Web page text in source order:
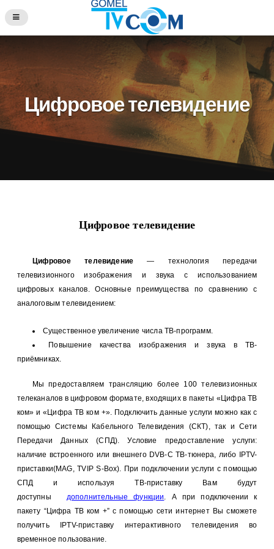
Цифровое телевидение
Цифровое телевидение
Цифровое телевидение — технология передачи
телевизионного изображения и звука с использованием
цифровых каналов. Основные преимущества по сравнению с
аналоговым телевидением:
Существенное увеличение числа ТВ-программ.
Повышение качества изображения и звука в ТВ-
приёмниках.
Мы предоставляем трансляцию более 100 телевизионных
телеканалов в цифровом формате, входящих в пакеты «Цифра ТВ
ком» и «Цифра ТВ ком +». Подключить данные услуги можно как с
помощью Системы Кабельного Телевидения (СКТ), так и Сети
Передачи Данных (СПД). Условие предоставление услуги:
наличие встроенного или внешнего DVB-C ТВ-тюнера, либо IPTV-
приставки(MAG, TVIP S-Box). При подключении услуги с помощью
СПД и используя ТВ-приставку Вам будут
доступны
дополнительные функции. А при подключении к
пакету “Цифра ТВ ком +” с помощью сети интернет Вы сможете
получить IPTV-приставку интерактивного телевидения во
временное пользование.